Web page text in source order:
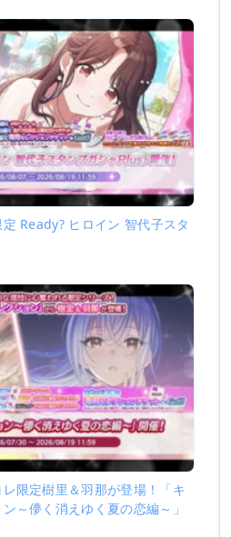
定 Ready? ヒロイン 智代子スタ
レ限定樹里＆羽那が登場！「キ
～儚く消えゆく夏の恋編～」